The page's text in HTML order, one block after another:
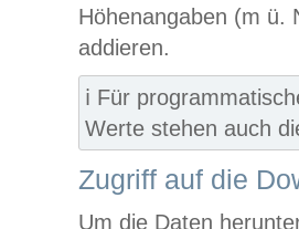
Höhenangaben (m ü.
addieren.
ℹ️ Für
Werte stehen auch
Zugriff auf die
Um die Daten